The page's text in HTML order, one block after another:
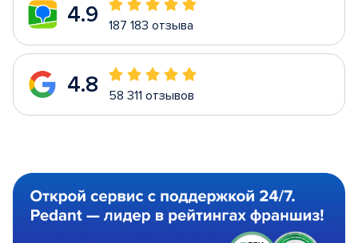
4.9 187 183 отзыва
4.8 58 311 отзывов